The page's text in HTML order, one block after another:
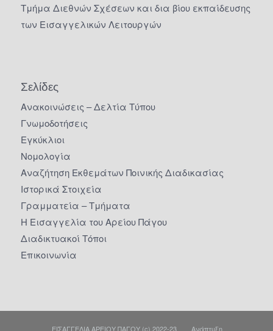
Τμήμα Διεθνών Σχέσεων και δια βίου εκπαίδευσης
των Εισαγγελικών Λειτουργών
Σελίδες
Ανακοινώσεις – Δελτία Τύπου
Γνωμοδοτήσεις
Εγκύκλιοι
Νομολογία
Αναζήτηση Εκθεμάτων Ποινικής Διαδικασίας
Ιστορικά Στοιχεία
Γραμματεία – Τμήματα
Η Εισαγγελία του Αρείου Πάγου
Διαδικτυακοί Τόποι
Επικοινωνία
ΕΙΣΑΓΓΕΛΙΑ ΑΡΕΙΟΥ ΠΑΓΟΥ (c) 2022-23 Ανάπτυξη